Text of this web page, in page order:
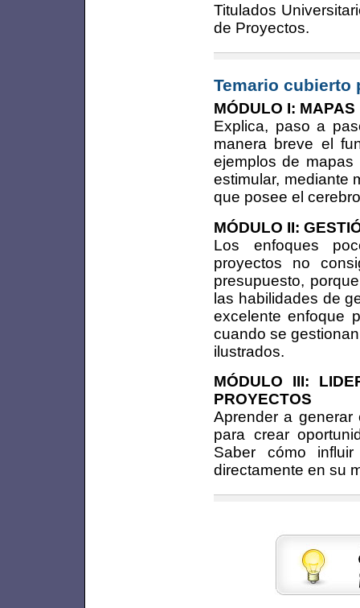
Titulados
de Proyectos.
Temario cubierto
MÓDULO I:
Explica, paso a
manera breve el
ejemplos de mapas
estimular, mediante
que posee el
MÓDULO II:
Los enfoques
proyectos no
presupuesto,
las habilidades de
excelente enfoque
cuando se
ilustrados.
MÓDULO III:
PROYECTOS
Aprender a
para crear
Saber cómo
directamente en su